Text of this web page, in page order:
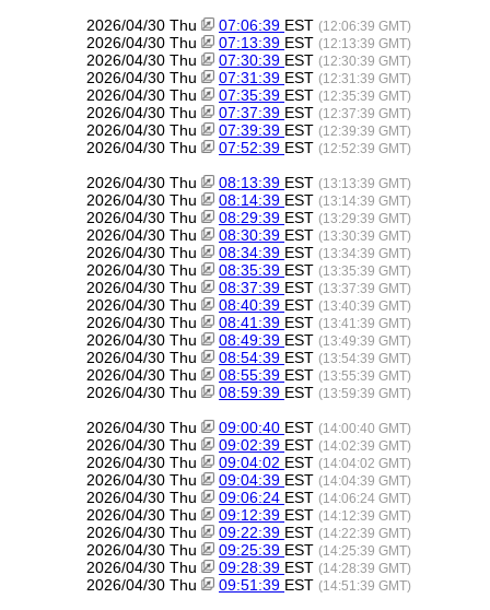
2026/04/30 Thu 07:06:39 EST (12:06:39 GMT)
2026/04/30 Thu 07:13:39 EST (12:13:39 GMT)
2026/04/30 Thu 07:30:39 EST (12:30:39 GMT)
2026/04/30 Thu 07:31:39 EST (12:31:39 GMT)
2026/04/30 Thu 07:35:39 EST (12:35:39 GMT)
2026/04/30 Thu 07:37:39 EST (12:37:39 GMT)
2026/04/30 Thu 07:39:39 EST (12:39:39 GMT)
2026/04/30 Thu 07:52:39 EST (12:52:39 GMT)
2026/04/30 Thu 08:13:39 EST (13:13:39 GMT)
2026/04/30 Thu 08:14:39 EST (13:14:39 GMT)
2026/04/30 Thu 08:29:39 EST (13:29:39 GMT)
2026/04/30 Thu 08:30:39 EST (13:30:39 GMT)
2026/04/30 Thu 08:34:39 EST (13:34:39 GMT)
2026/04/30 Thu 08:35:39 EST (13:35:39 GMT)
2026/04/30 Thu 08:37:39 EST (13:37:39 GMT)
2026/04/30 Thu 08:40:39 EST (13:40:39 GMT)
2026/04/30 Thu 08:41:39 EST (13:41:39 GMT)
2026/04/30 Thu 08:49:39 EST (13:49:39 GMT)
2026/04/30 Thu 08:54:39 EST (13:54:39 GMT)
2026/04/30 Thu 08:55:39 EST (13:55:39 GMT)
2026/04/30 Thu 08:59:39 EST (13:59:39 GMT)
2026/04/30 Thu 09:00:40 EST (14:00:40 GMT)
2026/04/30 Thu 09:02:39 EST (14:02:39 GMT)
2026/04/30 Thu 09:04:02 EST (14:04:02 GMT)
2026/04/30 Thu 09:04:39 EST (14:04:39 GMT)
2026/04/30 Thu 09:06:24 EST (14:06:24 GMT)
2026/04/30 Thu 09:12:39 EST (14:12:39 GMT)
2026/04/30 Thu 09:22:39 EST (14:22:39 GMT)
2026/04/30 Thu 09:25:39 EST (14:25:39 GMT)
2026/04/30 Thu 09:28:39 EST (14:28:39 GMT)
2026/04/30 Thu 09:51:39 EST (14:51:39 GMT)